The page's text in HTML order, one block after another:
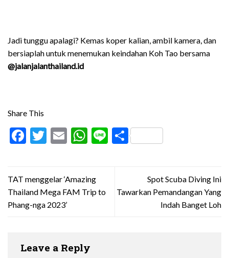
Jadi tunggu apalagi? Kemas koper kalian, ambil kamera, dan
bersiaplah untuk menemukan keindahan Koh Tao bersama
@jalanjalanthailand.id
Share This
Facebook
Twitter
EmailWhatsApp
LineShare
TAT menggelar ‘Amazing
Thailand Mega FAM Trip to
Phang-nga 2023’
Spot Scuba Diving Ini
Tawarkan Pemandangan Yang
Indah Banget Loh
Leave a Reply